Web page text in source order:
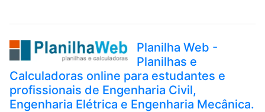
Planilha Web -
Planilhas e
Calculadoras online para estudantes e
profissionais de Engenharia Civil,
Engenharia Elétrica e Engenharia Mecânica.